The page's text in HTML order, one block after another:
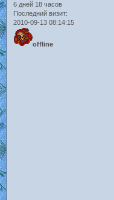
6 дней 18 часов
Последний визит:
2010-09-13 08:14:15
offline